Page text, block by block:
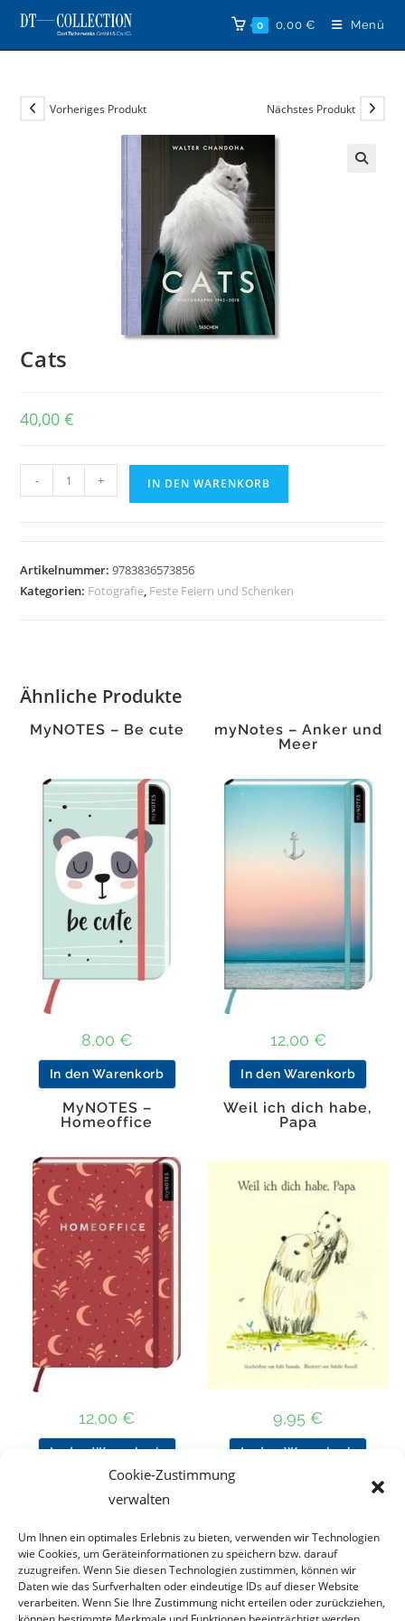
Cookie-Zustimmung
verwalten
Um Ihnen ein optimales Erlebnis zu bieten, verwenden wir Technologien
wie Cookies, um Geräteinformationen zu speichern bzw. darauf
zuzugreifen. Wenn Sie diesen Technologien zustimmen, können wir
Daten wie das Surfverhalten oder eindeutige IDs auf dieser Website
verarbeiten. Wenn Sie Ihre Zustimmung nicht erteilen oder zurückziehen,
Zum
Inhalt
springen
0 0,00 € Menü
Vorheriges Produkt Nächstes Produkt
Cats
40,00€
Menge
- + IN DEN WARENKORB
Artikelnummer:9783836573856
Kategorien: Fotografie, Feste Feiern und Schenken
Ähnliche Produkte
MyNOTES – Be cute
8,00 €
In den Warenkorb
myNotes – Anker und
Meer
12,00 €
In den Warenkorb
MyNOTES –
Homeoffice
12,00 €
In den Warenkorb
Weil ich dich habe,
Papa
9,95 €
In den Warenkorb
Nach Preis filtern
Kategorie
auswählen